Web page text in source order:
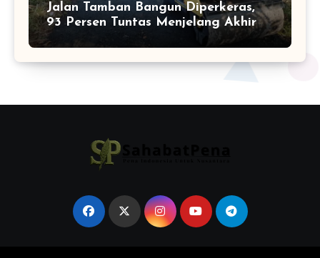
Jalan Tamban Bangun Diperkeras,
93 Persen Tuntas Menjelang Akhir
TMMD